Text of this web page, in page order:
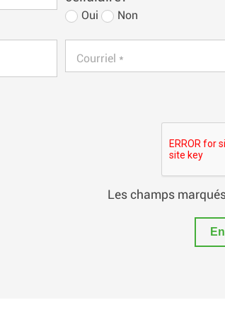
Oui Non
Courriel *
Les champs